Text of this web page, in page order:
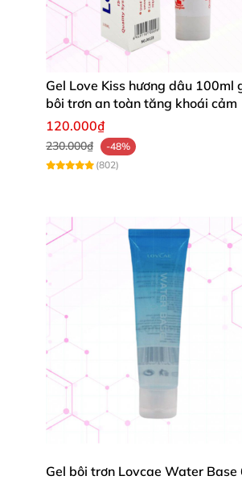
Gel Love Kiss hương dâu 100ml
bôi trơn an toàn tăng khoái cảm
120.000₫
230.000₫
-48%
(802)
Gel bôi trơn Lovcae Water Base